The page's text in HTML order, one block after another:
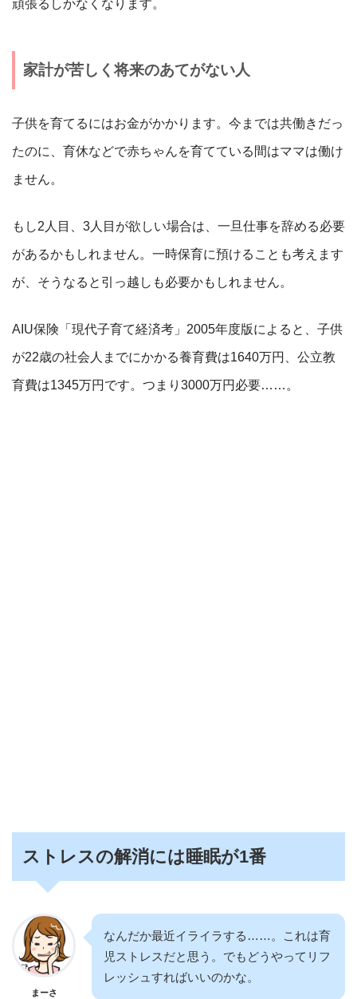
頑張るしかなくなります。
家計が苦しく将来のあてがない人
子供を育てるにはお金がかかります。今までは共働きだっ
たのに、育休などで赤ちゃんを育てている間はママは働け
ません。
もし2人目、3人目が欲しい場合は、一旦仕事を辞める必要
があるかもしれません。一時保育に預けることも考えます
が、そうなると引っ越しも必要かもしれません。
AIU保険「現代子育て経済考」2005年度版によると、子供
が22歳の社会人までにかかる養育費は1640万円、公立教
育費は1345万円です。つまり3000万円必要……。
ストレスの解消には睡眠が1番
まーさ
なんだか最近イライラする……。これは育
児ストレスだと思う。でもどうやってリフ
レッシュすればいいのかな。